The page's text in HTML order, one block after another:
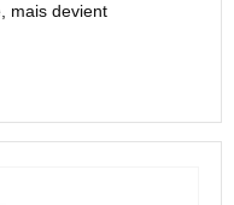
mais devient